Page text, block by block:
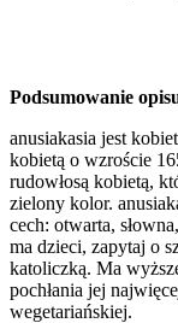
Podsumowanie
anusiakasia jest
kobietą o wzroście
rudowłosą kobietą,
zielony kolor.
cech: otwarta,
ma dzieci, zapytaj o
katoliczką. Ma
pochłania jej
wegetariańskiej.